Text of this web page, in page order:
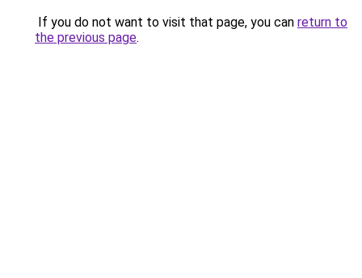
If you do not want to visit that page, you can return to
the previous page.